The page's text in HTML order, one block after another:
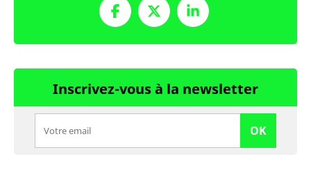
Inscrivez-vous à la newsletter
OK